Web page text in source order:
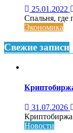
25.01.2022
Спальня, где
Экономика
Свежие записи
31.07.2026
Криптобиржа
Новости